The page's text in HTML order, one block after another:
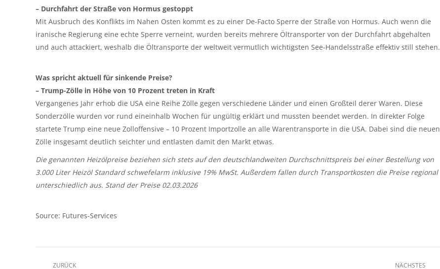
– Durchfahrt der Straße von Hormus gestoppt
Mit Ausbruch des Konflikts im Nahen Osten kommt es zu einer De-Facto Sperre der Straße von Hormus. Auch wenn die
iranische Regierung eine echte Sperre verneint, wurden bereits mehrere Öltransporter von der Durchfahrt abgehalten
und auch attackiert, weshalb die Öltransporte der weltweit vermutlich wichtigsten See-Handelsstraße effektiv still stehen.
Was spricht aktuell für sinkende Preise?
– Trump-Zölle in Höhe von 10 Prozent treten in Kraft
Vergangenes Jahr erhob die USA eine Reihe Zölle gegen verschiedene Länder und einen Großteil derer Waren. Diese
Sonderzölle wurden vor rund eineinhalb Wochen für ungültig erklärt und mussten beendet werden. In direkter Folge
startete Trump eine neue Zolloffensive – 10 Prozent Importzolle an alle Warentransporte in die USA. Dabei sind die neuen
Zölle insgesamt deutlich seichter und entlasten damit den Markt etwas.
Die genannten Heizölpreise beziehen sich stets auf den deutschlandweiten Durchschnittspreis bei einer Bestellung von
3.000 Liter Heizöl Standard schwefelarm inklusive 19% MwSt. Außerdem fallen durch Transportkosten die Preise regional
unterschiedlich aus. Stand der Preise 02.03.2026
Source: Futures-Services
Kommentarnavigation
ZURÜCK NÄCHSTES